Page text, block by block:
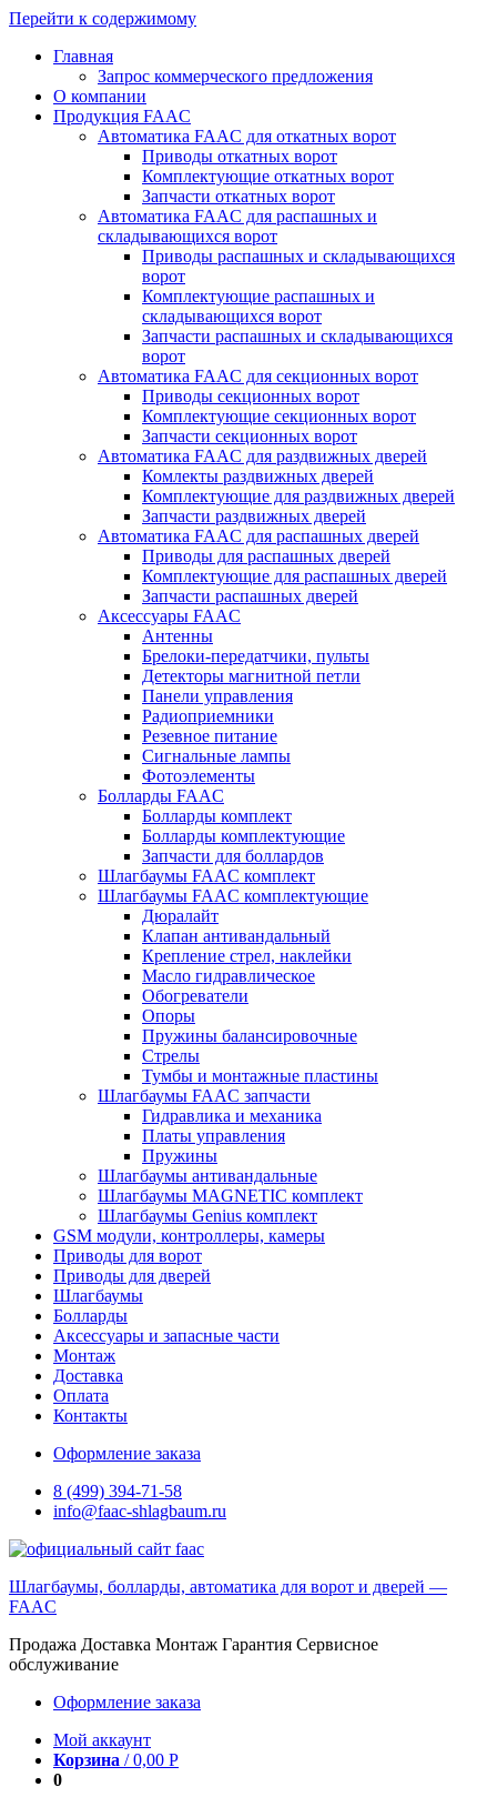
Перейти к содержимому
Главная
Запрос коммерческого предложения
О компании
Продукция FAAC
Автоматика FAAC для откатных ворот
Приводы откатных ворот
Комплектующие откатных ворот
Запчасти откатных ворот
Автоматика FAAC для распашных и
складывающихся ворот
Приводы распашных и складывающихся
ворот
Комплектующие распашных и
складывающихся ворот
Запчасти распашных и складывающихся
ворот
Автоматика FAAC для секционных ворот
Приводы секционных ворот
Комплектующие секционных ворот
Запчасти секционных ворот
Автоматика FAAC для раздвижных дверей
Комлекты раздвижных дверей
Комплектующие для раздвижных дверей
Запчасти раздвижных дверей
Автоматика FAAC для распашных дверей
Приводы для распашных дверей
Комплектующие для распашных дверей
Запчасти распашных дверей
Аксессуары FAAC
Антенны
Брелоки-передатчики, пульты
Детекторы магнитной петли
Панели управления
Радиоприемники
Резевное питание
Сигнальные лампы
Фотоэлементы
Болларды FAAC
Болларды комплект
Болларды комплектующие
Запчасти для боллардов
Шлагбаумы FAAC комплект
Шлагбаумы FAAC комплектующие
Дюралайт
Клапан антивандальный
Крепление стрел, наклейки
Масло гидравлическое
Обогреватели
Опоры
Пружины балансировочные
Стрелы
Тумбы и монтажные пластины
Шлагбаумы FAAC запчасти
Гидравлика и механика
Платы управления
Пружины
Шлагбаумы антивандальные
Шлагбаумы MAGNETIC комплект
Шлагбаумы Genius комплект
GSM модули, контроллеры, камеры
Приводы для ворот
Приводы для дверей
Шлагбаумы
Болларды
Аксессуары и запасные части
Монтаж
Доставка
Оплата
Контакты
Оформление заказа
8 (499) 394-71-58
info@faac-shlagbaum.ru
Шлагбаумы, болларды, автоматика для ворот и дверей —
FAAC
Продажа Доставка Монтаж Гарантия Сервисное
обслуживание
Оформление заказа
Мой аккаунт
Корзина /0,00 Р
0